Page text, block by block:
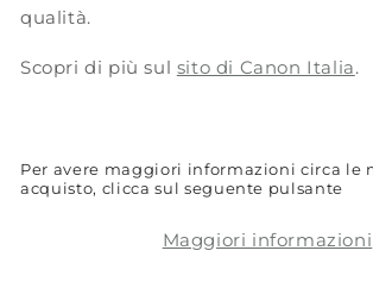
qualità.
Scopri di più sul sito di Canon Italia.
Per avere maggiori informazioni circa le
acquisto, clicca sul seguente pulsante
Maggiori informazioni